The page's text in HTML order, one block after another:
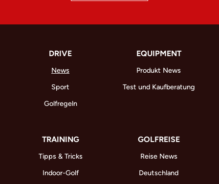
DRIVE
News
Sport
Golfregeln
EQUIPMENT
Produkt News
Test und Kaufberatung
TRAINING
Tipps & Tricks
Indoor-Golf
GOLFREISE
Reise News
Deutschland